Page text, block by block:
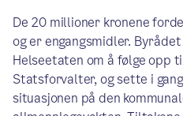
De 20 millioner kronene
og er engangsmidler.
Helseetaten om å følge opp
Statsforvalter, og sette i
situasjonen på den